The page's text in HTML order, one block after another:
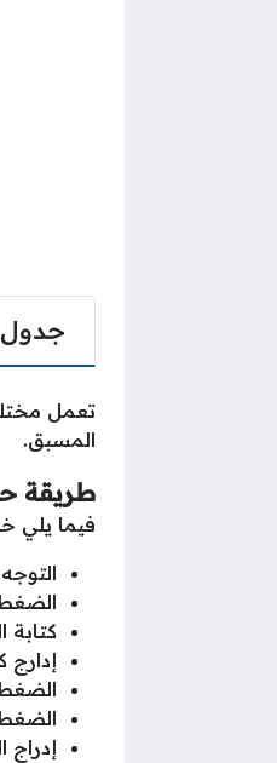
جدول
تعمل
المسبق.
طريقة
فيما يلي
إدارج
إدراج